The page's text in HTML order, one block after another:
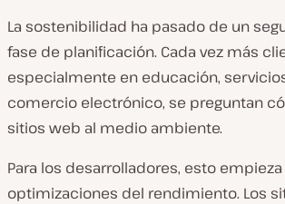
La sostenibilidad ha pasado de un
fase de planificación. Cada vez más
especialmente en educación,
comercio electrónico, se preguntan
sitios web al medio ambiente.
Para los desarrolladores, esto
optimizaciones del rendimiento. Los